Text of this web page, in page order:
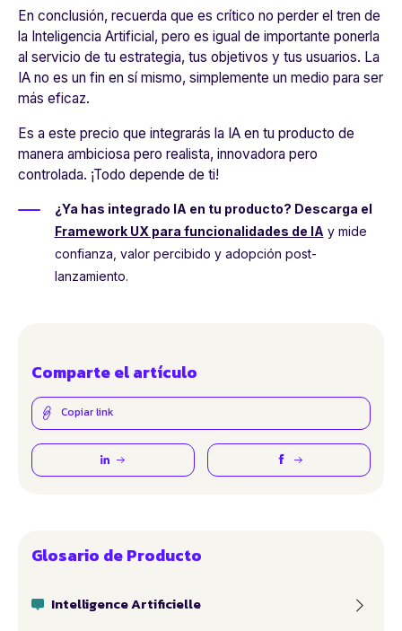
En conclusión, recuerda que es crítico no perder el tren de
la Inteligencia Artificial, pero es igual de importante ponerla
al servicio de tu estrategia, tus objetivos y tus usuarios. La
IA no es un fin en sí mismo, simplemente un medio para ser
más eficaz.
Es a este precio que integrarás la IA en tu producto de
manera ambiciosa pero realista, innovadora pero
controlada. ¡Todo depende de ti!
¿Ya has integrado IA en tu producto? Descarga el
Framework UX para funcionalidades de IA y mide
confianza, valor percibido y adopción post-
lanzamiento.
Comparte el artículo
Copiar link
Glosario de Producto
Intelligence Artificielle